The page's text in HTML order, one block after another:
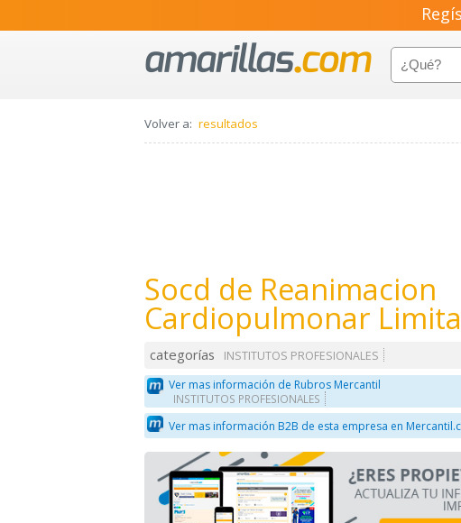
Volver a: resultados
Socd de Reanimacion
Cardiopulmonar
categorías
INSTITUTOS PROFESIONALES
Ver mas información de Rubros Mercantil
INSTITUTOS PROFESIONALES
Ver mas información B2B de esta empresa en